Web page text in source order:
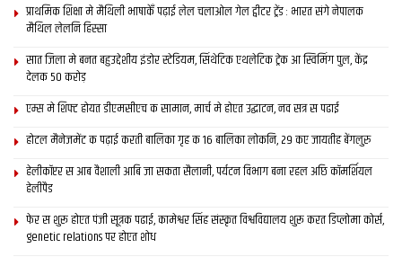
प्राथमिक शि‍क्षा मे मैथि‍ली भाषाकेँ पढ़ाई लेल चलाओल गेल ट्वीटर ट्रेंड : भारत संगे नेपालक
मैथिल लेलनि हिस्सा
सात जिला मे बनत बहुउद्देशीय इंडोर स्‍टेडि‍यम, सिंथेटिक एथलेटिक ट्रेक आ स्विमिंग पुल, केंद्र
देलक 50 करोड़
एम्स मे शिफ्ट होयत डीएमसीएच क सामान, मार्च मे होएत उद्घाटन, नव सत्र स पढाई
होटल मैनेजमेंट क पढ़ाई करती बालिका गृह क 16 बालिका लोकनि, 29 कए जायतीह बेंगलुरु
हेलीकॉप्टर स आब वैशाली आबि जा सकता सैलानी, पर्यटन विभाग बना रहल अछि कॉमर्शियल
हेलीपैड
फेर स शुरू होएत पंजी सूत्रक पढाई, कामेश्वर सिंह संस्कृत विश्वविद्यालय शुरू करत डिप्लोमा कोर्स,
genetic relations पर होएत शोध